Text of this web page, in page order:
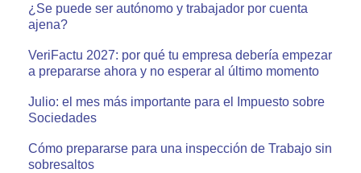
¿Se puede ser autónomo y trabajador por cuenta
ajena?
VeriFactu 2027: por qué tu empresa debería empezar
a prepararse ahora y no esperar al último momento
Julio: el mes más importante para el Impuesto sobre
Sociedades
Cómo prepararse para una inspección de Trabajo sin
sobresaltos